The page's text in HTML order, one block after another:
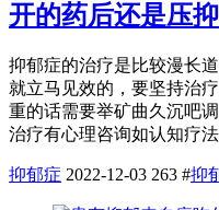
开的药后还是压
抑郁症的治疗是比较漫长
就立马见效的，要坚持治
重的话需要举矿曲久沉吧
治疗有心理咨询如认知疗
抑郁症 2022-12-03 263 #抑